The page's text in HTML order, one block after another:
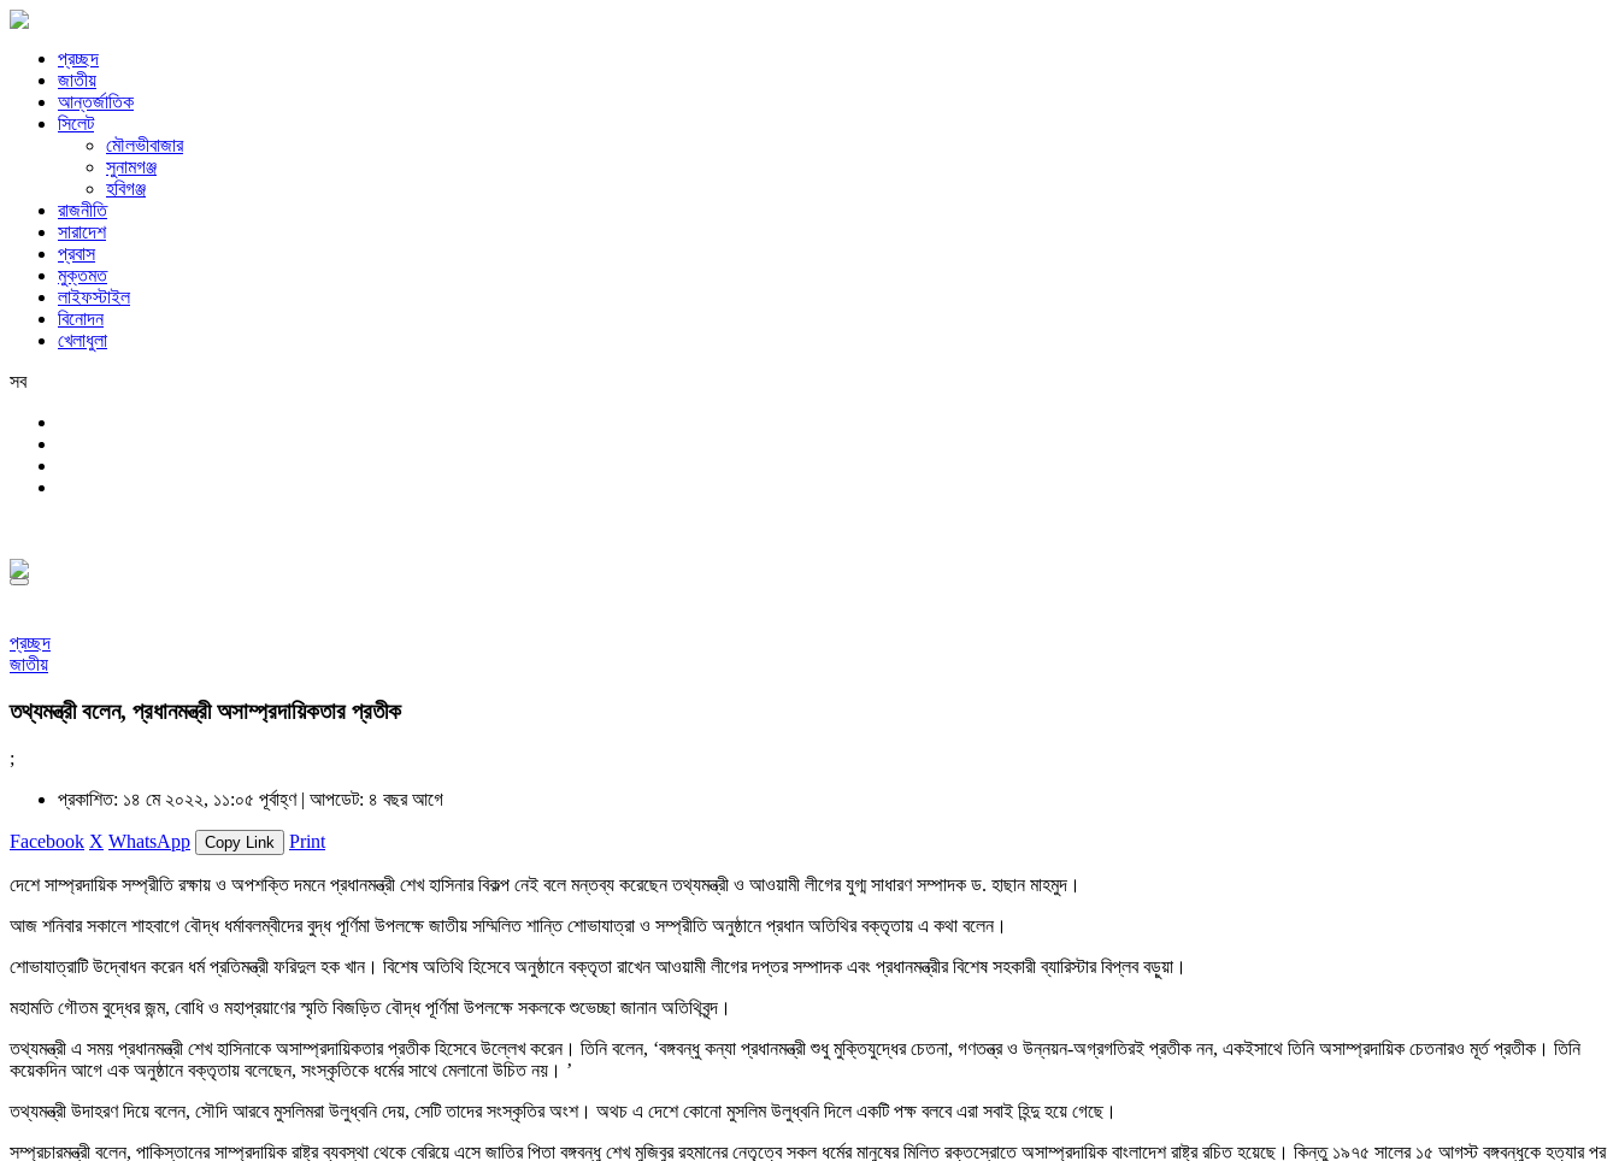
প্রচ্ছদ
জাতীয়
আন্তর্জাতিক
সিলেট
মৌলভীবাজার
সুনামগঞ্জ
হবিগঞ্জ
রাজনীতি
সারাদেশ
প্রবাস
মুক্তমত
লাইফস্টাইল
বিনোদন
খেলাধুলা
সব
প্রচ্ছদ
জাতীয়
তথ্যমন্ত্রী বলেন, প্রধানমন্ত্রী অসাম্প্রদায়িকতার প্রতীক
;
প্রকাশিত: ১৪ মে ২০২২, ১১:০৫ পূর্বাহ্ণ | আপডেট: ৪ বছর আগে
Facebook X WhatsApp Copy Link Print
দেশে সাম্প্রদায়িক সম্প্রীতি রক্ষায় ও অপশক্তি দমনে প্রধানমন্ত্রী শেখ হাসিনার বিকল্প নেই বলে মন্তব্য করেছেন তথ্যমন্ত্রী ও আওয়ামী লীগের যুগ্ম সাধারণ সম্পাদক ড. হাছান মাহমুদ।
আজ শনিবার সকালে শাহবাগে বৌদ্ধ ধর্মাবলম্বীদের বুদ্ধ পূর্ণিমা উপলক্ষে জাতীয় সম্মিলিত শান্তি শোভাযাত্রা ও সম্প্রীতি অনুষ্ঠানে প্রধান অতিথির বক্তৃতায় এ কথা বলেন।
শোভাযাত্রাটি উদ্বোধন করেন ধর্ম প্রতিমন্ত্রী ফরিদুল হক খান। বিশেষ অতিথি হিসেবে অনুষ্ঠানে বক্তৃতা রাখেন আওয়ামী লীগের দপ্তর সম্পাদক এবং প্রধানমন্ত্রীর বিশেষ সহকারী ব্যারিস্টার বিপ্লব বড়ুয়া।
মহামতি গৌতম বুদ্ধের জন্ম, বোধি ও মহাপ্রয়াণের স্মৃতি বিজড়িত বৌদ্ধ পূর্ণিমা উপলক্ষে সকলকে শুভেচ্ছা জানান অতিথিবৃন্দ।
তথ্যমন্ত্রী এ সময় প্রধানমন্ত্রী শেখ হাসিনাকে অসাম্প্রদায়িকতার প্রতীক হিসেবে উল্লেখ করেন। তিনি বলেন, ‘বঙ্গবন্ধু কন্যা প্রধানমন্ত্রী শুধু মুক্তিযুদ্ধের চেতনা, গণতন্ত্র ও উন্নয়ন-অগ্রগতিরই প্রতীক নন, একইসাথে তিনি অসাম্প্রদায়িক চেতনারও মূর্ত প্রতীক। তিনি
কয়েকদিন আগে এক অনুষ্ঠানে বক্তৃতায় বলেছেন, সংস্কৃতিকে ধর্মের সাথে মেলানো উচিত নয়। ’
তথ্যমন্ত্রী উদাহরণ দিয়ে বলেন, সৌদি আরবে মুসলিমরা উলুধ্বনি দেয়, সেটি তাদের সংস্কৃতির অংশ। অথচ এ দেশে কোনো মুসলিম উলুধ্বনি দিলে একটি পক্ষ বলবে এরা সবাই হিন্দু হয়ে গেছে।
সম্প্রচারমন্ত্রী বলেন, পাকিস্তানের সাম্প্রদায়িক রাষ্ট্র ব্যবস্থা থেকে বেরিয়ে এসে জাতির পিতা বঙ্গবন্ধু শেখ মুজিবুর রহমানের নেতৃত্বে সকল ধর্মের মানুষের মিলিত রক্তস্রোতে অসাম্প্রদায়িক বাংলাদেশ রাষ্ট্র রচিত হয়েছে। কিন্তু ১৯৭৫ সালের ১৫ আগস্ট বঙ্গবন্ধুকে হত্যার পর